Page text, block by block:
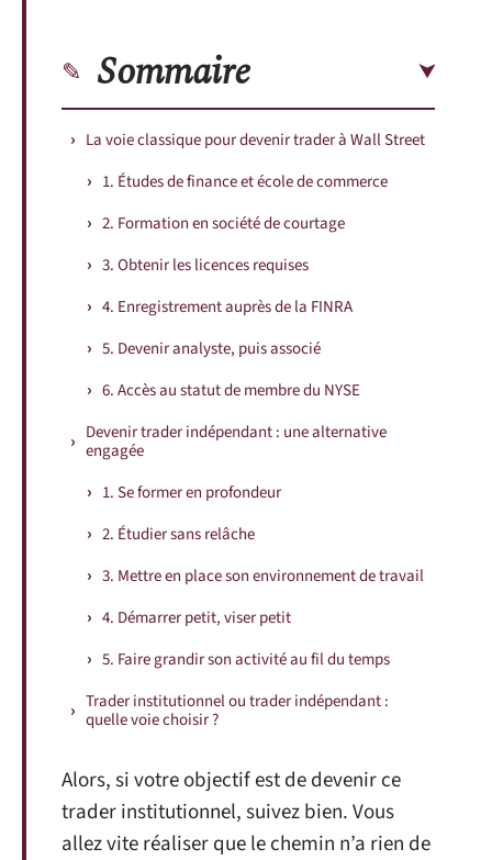
Sommaire
La voie classique pour devenir trader à Wall Street
1. Études de finance et école de commerce
2. Formation en société de courtage
3. Obtenir les licences requises
4. Enregistrement auprès de la FINRA
5. Devenir analyste, puis associé
6. Accès au statut de membre du NYSE
Devenir trader indépendant : une alternative
engagée
1. Se former en profondeur
2. Étudier sans relâche
3. Mettre en place son environnement de travail
4. Démarrer petit, viser petit
5. Faire grandir son activité au fil du temps
Trader institutionnel ou trader indépendant :
quelle voie choisir ?
Alors, si votre objectif est de devenir ce
trader institutionnel, suivez bien. Vous
allez vite réaliser que le chemin n’a rien de